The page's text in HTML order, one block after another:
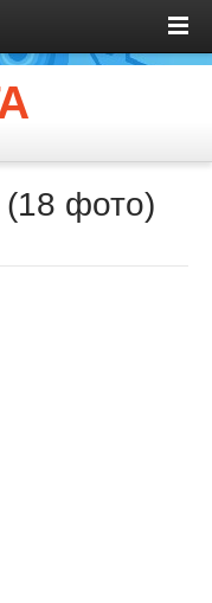
(18 фото)